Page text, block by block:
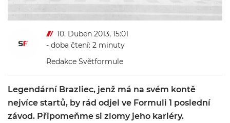
10. Duben 2013, 15:01
- doba čtení: 2 minuty
Redakce Světformule
Legendární Brazliec, jenž má na svém kontě
nejvíce startů, by rád odjel ve Formuli 1 poslední
závod. Připomeňme si zlomy jeho kariéry.